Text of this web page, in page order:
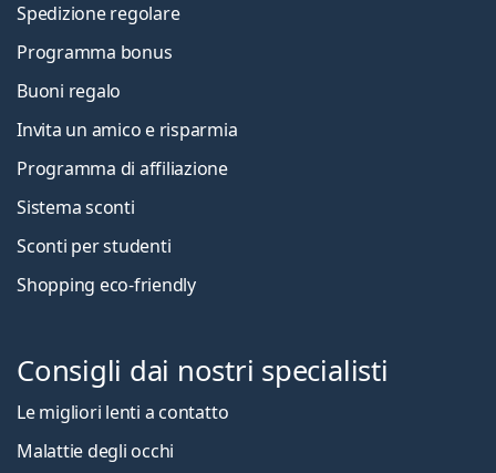
Spedizione regolare
Programma bonus
Buoni regalo
Invita un amico e risparmia
Programma di affiliazione
Sistema sconti
Sconti per studenti
Shopping eco-friendly
Consigli dai nostri specialisti
Le migliori lenti a contatto
Malattie degli occhi